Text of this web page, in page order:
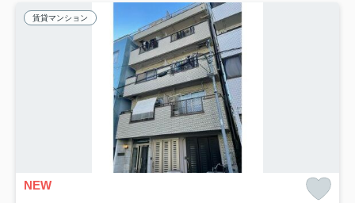
賃貸マンション
NEW